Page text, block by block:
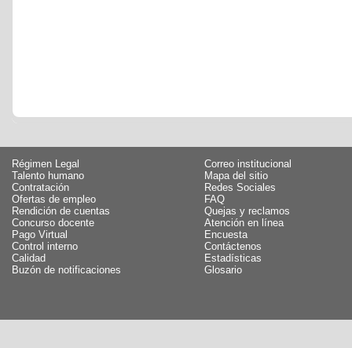
Régimen Legal
Talento humano
Contratación
Ofertas de empleo
Rendición de cuentas
Concurso docente
Pago Virtual
Control interno
Calidad
Buzón de notificaciones
Correo institucional
Mapa del sitio
Redes Sociales
FAQ
Quejas y reclamos
Atención en línea
Encuesta
Contáctenos
Estadísticas
Glosario